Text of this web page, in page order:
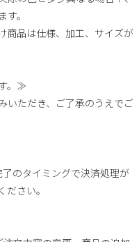
。
商品は仕様、加工、サイズが
。≫
いただき、ご了承のうえでご
のタイミングで決済処理が
さい。